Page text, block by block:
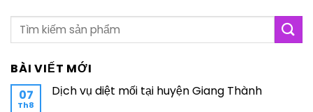
BÀI VIẾT MỚI
07
Th8
Dịch vụ diệt mối tại huyện Giang Thành